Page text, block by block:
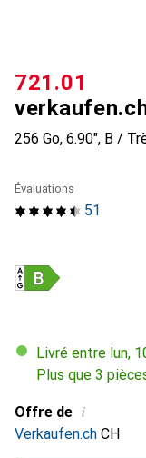
256 Go, 6.90", B /
CHF
721.01
51
Évaluations
Livré entre lun,
Plus que 3
Offre de i
Verkaufen.ch CH